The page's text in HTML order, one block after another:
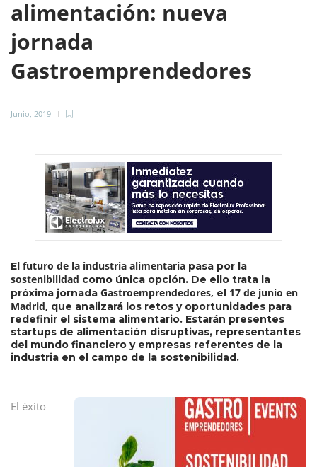
alimentación: nueva
jornada
Gastroemprendedores
Junio, 2019
El futuro de la industria alimentaria pasa por la
sostenibilidad como única opción. De ello trata la
próxima jornada Gastroemprendedores, el 17 de junio en
Madrid, que analizará los retos y oportunidades para
redefinir el sistema alimentario. Estarán presentes
startups de alimentación disruptivas, representantes
del mundo financiero y empresas referentes de la
industria en el campo de la sostenibilidad.
El éxito